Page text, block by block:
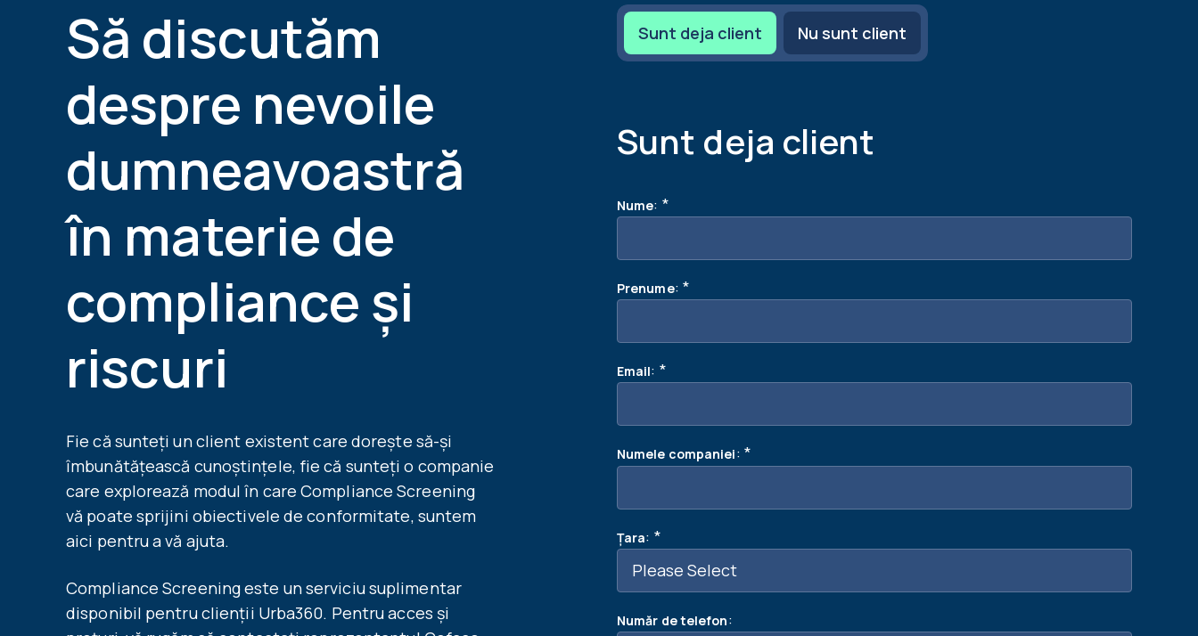
Sunt deja client Nu sunt client
Să discutăm
despre nevoile
dumneavoastră
în materie de
compliance și
riscuri
Fie că sunteți un client existent care dorește să-și
îmbunătățească cunoștințele, fie că sunteți o companie
care explorează modul în care Compliance Screening
vă poate sprijini obiectivele de conformitate, suntem
aici pentru a vă ajuta.
Compliance Screening este un serviciu suplimentar
disponibil pentru clienții Urba360. Pentru acces și
Sunt deja client
Nume: *
Prenume: *
Email: *
Numele companiei: *
Țara: *
Număr de telefon: